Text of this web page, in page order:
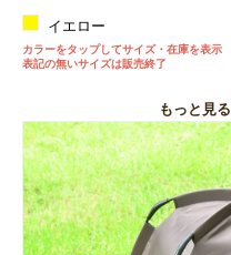
イエロー
カラーをタップしてサイズ・在庫を表示
表記の無いサイズは販売終了
もっと見る